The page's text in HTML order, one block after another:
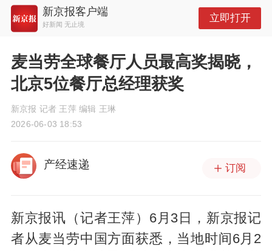
新京报客户端
好新闻 无止境
立即打开
麦当劳全球餐厅人员最高奖揭晓，
北京5位餐厅总经理获奖
新京报 记者 王萍 编辑 王琳
2026-06-03 18:53
产经速递 订阅
新京报讯（记者王萍）6月3日，新京报记
者从麦当劳中国方面获悉，当地时间6月2